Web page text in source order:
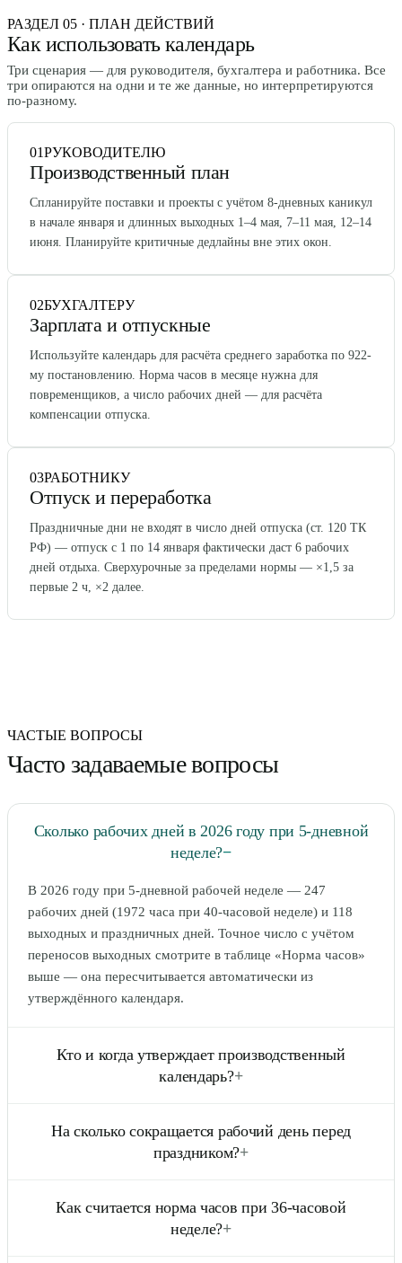
РАЗДЕЛ 05 · ПЛАН ДЕЙСТВИЙ
Как использовать календарь
Три сценария — для руководителя, бухгалтера и работника. Все
три опираются на одни и те же данные, но интерпретируются
по-разному.
01РУКОВОДИТЕЛЮ
Производственный план
Спланируйте поставки и проекты с учётом 8-дневных каникул
в начале января и длинных выходных 1–4 мая, 7–11 мая, 12–14
июня. Планируйте критичные дедлайны вне этих окон.
02БУХГАЛТЕРУ
Зарплата и отпускные
Используйте календарь для расчёта среднего заработка по 922-
му постановлению. Норма часов в месяце нужна для
повременщиков, а число рабочих дней — для расчёта
компенсации отпуска.
03РАБОТНИКУ
Отпуск и переработка
Праздничные дни не входят в число дней отпуска (ст. 120 ТК
РФ) — отпуск с 1 по 14 января фактически даст 6 рабочих
дней отдыха. Сверхурочные за пределами нормы — ×1,5 за
первые 2 ч, ×2 далее.
ЧАСТЫЕ ВОПРОСЫ
Часто задаваемые вопросы
Сколько рабочих дней в 2026 году при 5-дневной
неделе?−
В 2026 году при 5-дневной рабочей неделе — 247
рабочих дней (1972 часа при 40-часовой неделе) и 118
выходных и праздничных дней. Точное число с учётом
переносов выходных смотрите в таблице «Норма часов»
выше — она пересчитывается автоматически из
утверждённого календаря.
Кто и когда утверждает производственный
календарь?+
выходных, выпавших на праздники, утверждаются
постановлением Правительства РФ ежегодно — обычно в
публикуется на pravo.gov.ru и сайте Минтруда.
На сколько сокращается рабочий день перед
праздником?+
(смены), непосредственно предшествующего нерабочему
праздничному дню, уменьшается на 1 час. Если это
Как считается норма часов при 36-часовой
неделе?+